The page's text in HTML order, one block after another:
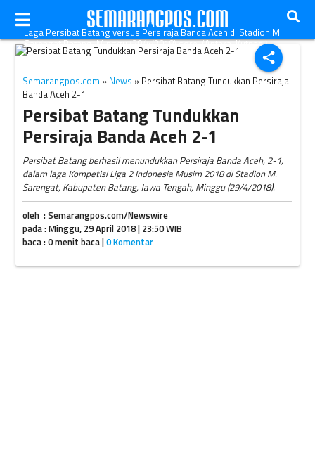
share
Laga Persibat Batang versus Persiraja Banda Aceh di Stadion M.
Sarengat Batang, Minggu (29/4/2018) sore. (Antara-Kutnadi)
Semarangpos.com » News » Persibat Batang Tundukkan Persiraja
Banda Aceh 2-1
Persibat Batang Tundukkan
Persiraja Banda Aceh 2-1
Persibat Batang berhasil menundukkan Persiraja Banda Aceh, 2-1,
dalam laga Kompetisi Liga 2 Indonesia Musim 2018 di Stadion M.
Sarengat, Kabupaten Batang, Jawa Tengah, Minggu (29/4/2018).
oleh : Semarangpos.com/Newswire
pada : Minggu, 29 April 2018 | 23:50 WIB
baca : 0 menit baca |0 Komentar